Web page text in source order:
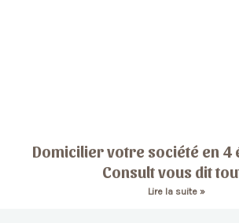
Domicilier votre société en 4
Consult vous dit
Lire la suite »